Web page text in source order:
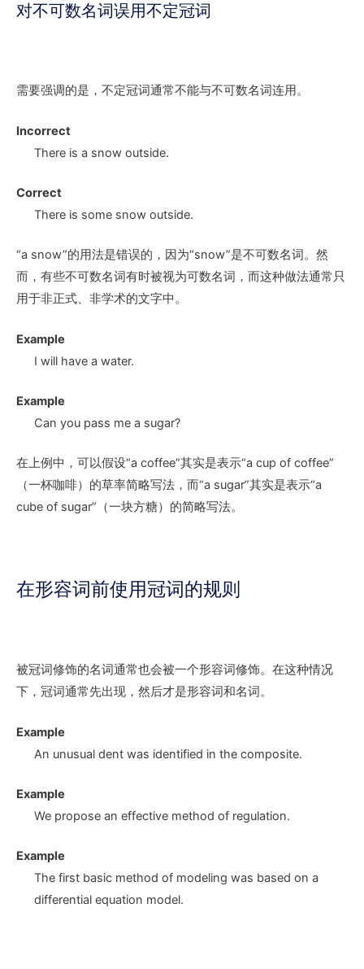
对不可数名词误用不定冠词
需要强调的是，不定冠词通常不能与不可数名词连用。
Incorrect
There is a snowoutside.
Correct
There is some snowoutside.
“a snow”的用法是错误的，因为“snow”是不可数名词。然
而，有些不可数名词有时被视为可数名词，而这种做法通常只
用于非正式、非学术的文字中。
Example
I will have a water.
Example
Can you pass me a sugar?
在上例中，可以假设“a coffee”其实是表示“a cup of coffee”
（一杯咖啡）的草率简略写法，而“a sugar”其实是表示“a
cube of sugar”（一块方糖）的简略写法。
在形容词前使用冠词的规则
被冠词修饰的名词通常也会被一个形容词修饰。在这种情况
下，冠词通常先出现，然后才是形容词和名词。
Example
An unusual dentwas identified in the composite.
Example
We propose an effective method of regulation.
Example
The first basic method of modeling was based on a
differential equation model.